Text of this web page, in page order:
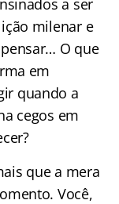
a ser
milenar e
O que
em
quando a
cegos em
que a mera
Você,